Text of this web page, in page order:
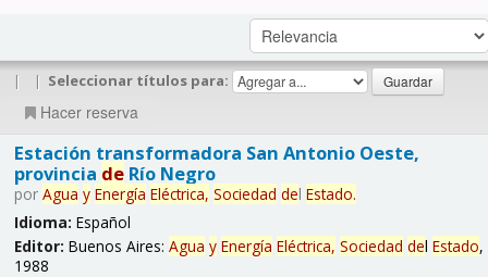
| | Seleccionar títulos para:
Hacer reserva
Estación transformadora San Antonio Oeste,
provincia deRío Negro
por Agua y Energía Eléctrica, Sociedad del Estado.
Idioma: Español
Editor: Buenos Aires: Agua y Energía Eléctrica, Sociedad del Estado,
1988